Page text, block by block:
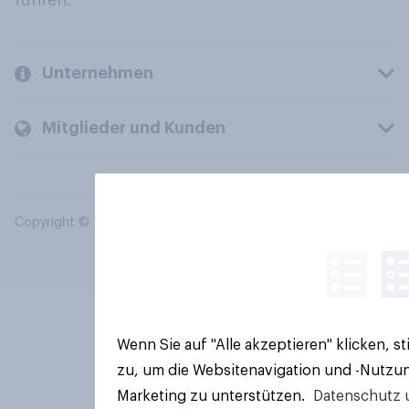
Unternehmen
Mitglieder und Kunden
Copyright © 2026 YouGov PLC. Alle Rechte vorbehalten.
Wenn Sie auf "Alle akzeptieren" klicken,
zu, um die Websitenavigation und -
Marketing zu unterstützen.
Datenschutz